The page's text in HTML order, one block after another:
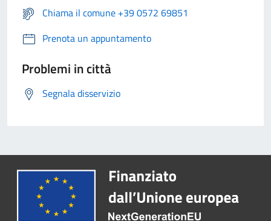
Chiama il comune +39 0572 69851
Prenota un appuntamento
Problemi in città
Segnala disservizio